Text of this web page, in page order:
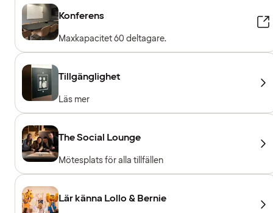
Konferens
Maxkapacitet 60 deltagare.
Tillgänglighet
Läs mer
The Social Lounge
Mötesplats för alla tillfällen
Lär känna Lollo & Bernie